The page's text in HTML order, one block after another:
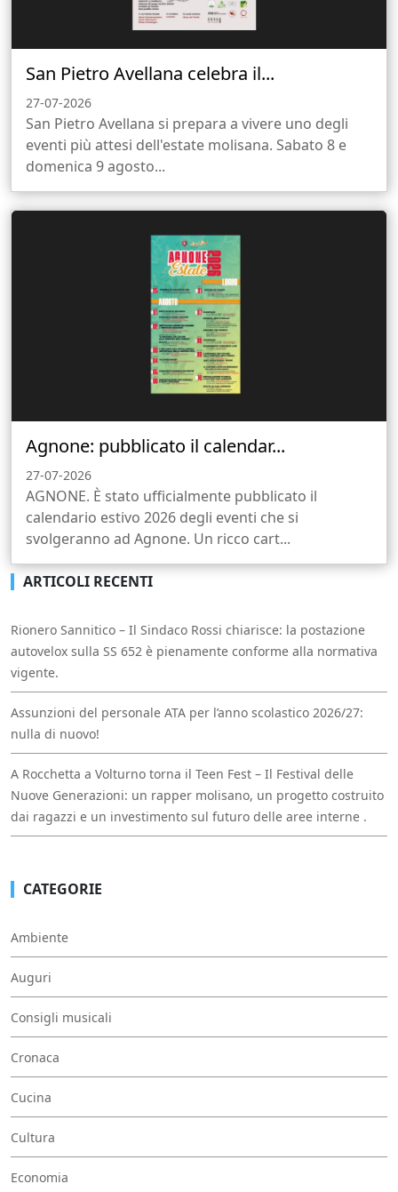
San Pietro Avellana celebra il...
27-07-2026
San Pietro Avellana si prepara a vivere uno degli
eventi più attesi dell'estate molisana. Sabato 8 e
domenica 9 agosto...
Agnone: pubblicato il calendar...
27-07-2026
AGNONE. È stato ufficialmente pubblicato il
calendario estivo 2026 degli eventi che si
svolgeranno ad Agnone. Un ricco cart...
ARTICOLI RECENTI
Rionero Sannitico – Il Sindaco Rossi chiarisce: la postazione
autovelox sulla SS 652 è pienamente conforme alla normativa
vigente.
Assunzioni del personale ATA per l’anno scolastico 2026/27:
nulla di nuovo!
A Rocchetta a Volturno torna il Teen Fest – Il Festival delle
Nuove Generazioni: un rapper molisano, un progetto costruito
dai ragazzi e un investimento sul futuro delle aree interne .
CATEGORIE
Ambiente
Auguri
Consigli musicali
Cronaca
Cucina
Cultura
Economia